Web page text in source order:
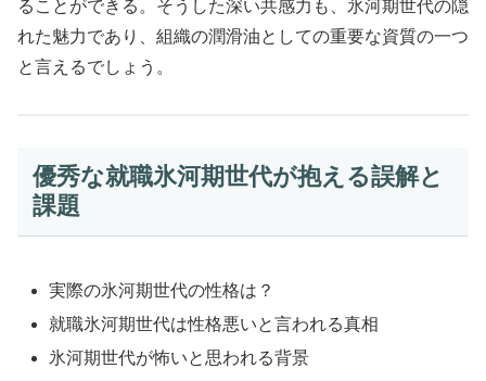
ることができる。そうした深い共感力も、氷河期世代の隠
れた魅力であり、組織の潤滑油としての重要な資質の一つ
と言えるでしょう。
優秀な就職氷河期世代が抱える誤解と
課題
実際の氷河期世代の性格は？
就職氷河期世代は性格悪いと言われる真相
氷河期世代が怖いと思われる背景